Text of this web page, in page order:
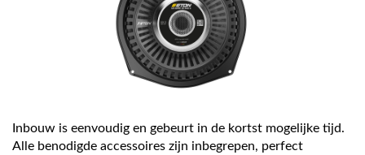
Inbouw is eenvoudig en gebeurt in de kortst mogelijke tijd.
Alle benodigde accessoires zijn inbegrepen, perfect